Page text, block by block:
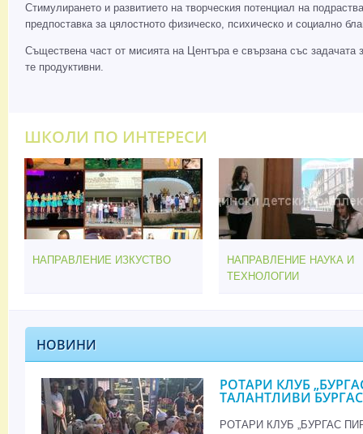
Стимулирането и развитието на творческия потенциал на
предпоставка за цялостното физическо, психическо и социално
Съществена част от мисията на Центъра е свързана със задачата
те продуктивни.
ШКОЛИ ПО ИНТЕРЕСИ
НАПРАВЛЕНИЕ ИЗКУСТВО
НАПРАВЛЕНИЕ НАУКА И
ТЕХНОЛОГИИ
НОВИНИ
РОТАРИ КЛУБ
ТАЛАНТЛИВИ
РОТАРИ КЛУБ „БУРГАС